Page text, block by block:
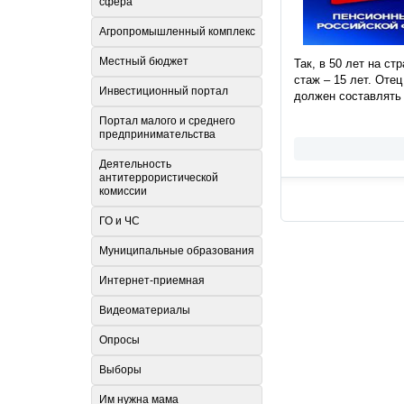
Так, в 50 лет на
стаж – 15 лет.
должен
Агропромышленный комплекс
Местный бюджет
Инвестиционный портал
Портал малого и среднего
предпринимательства
Деятельность
антитеррористической
комиссии
ГО и ЧС
Муниципальные образования
Интернет-приемная
Видеоматериалы
Опросы
Выборы
Им нужна мама